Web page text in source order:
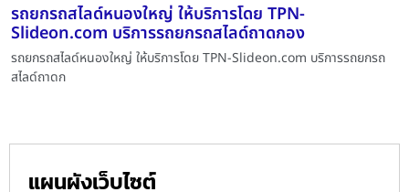
รถยกรถสไลด์หนองใหญ่ ให้บริการโดย TPN-
Slideon.com บริการรถยกรถสไลด์ถาดกอง
รถยกรถสไลด์หนองใหญ่ ให้บริการโดย TPN-Slideon.com บริการรถยกรถ
สไลด์ถาดก
แผนผังเว็บไซต์